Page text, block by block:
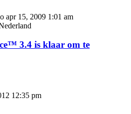
apr 15, 2009 1:01 am
3.4 is klaar om te
12:35 pm